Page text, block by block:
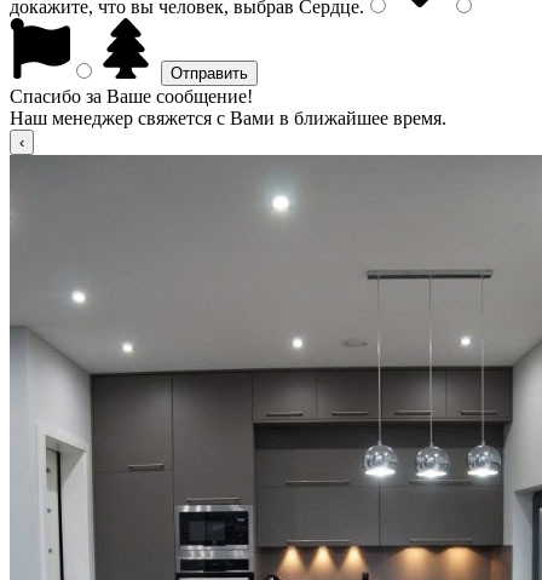
докажите, что вы человек, выбрав Сердце.
Спасибо за Ваше сообщение!
Наш менеджер свяжется с Вами в ближайшее время.